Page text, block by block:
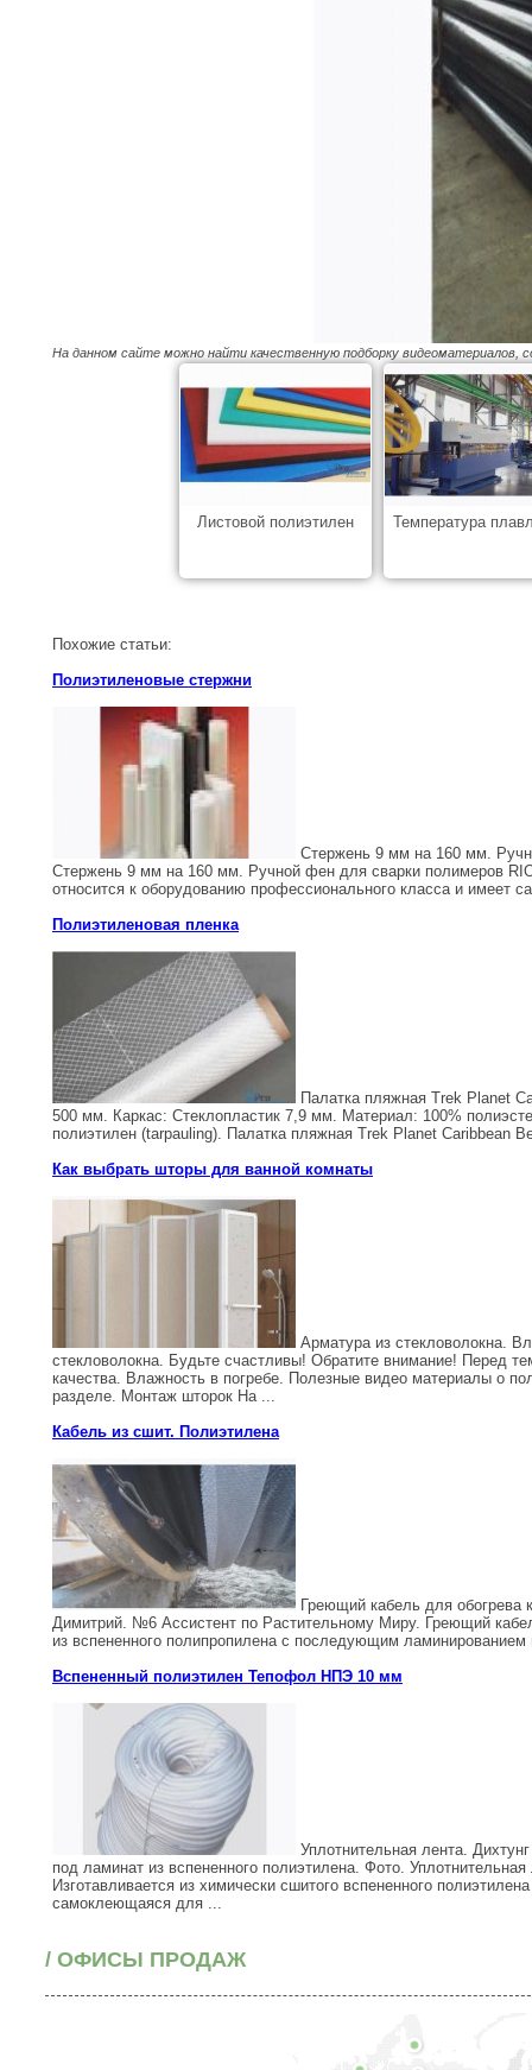
На данном сайте можно найти качественную подборку видеоматериалов,
Листовой полиэтилен Температура
Похожие статьи:
Полиэтиленовые стержни
Стержень 9 мм на 160 мм.
Стержень 9 мм на 160 мм. Ручной фен для сварки полимеров
относится к оборудованию профессионального класса и имеет
Полиэтиленовая пленка
Палатка пляжная Trek Planet
500 мм. Каркас: Стеклопластик 7,9 мм. Материал: 100%
полиэтилен (tarpauling). Палатка пляжная Trek Planet Caribbean
Как выбрать шторы для ванной комнаты
Арматура из стекловолокна.
стекловолокна. Будьте счастливы! Обратите внимание! Перед
качества. Влажность в погребе. Полезные видео материалы о
разделе. Монтаж шторок На ...
Кабель из сшит. Полиэтилена
Греющий кабель для
Димитрий. №6 Ассистент по Растительному Миру. Греющий
из вспененного полипропилена с последующим
Вспененный полиэтилен Тепофол НПЭ 10 мм
Уплотнительная лента.
под ламинат из вспененного полиэтилена. Фото.
Изготавливается из химически сшитого вспененного
самоклеющаяся для ...
/ ОФИСЫ ПРОДАЖ